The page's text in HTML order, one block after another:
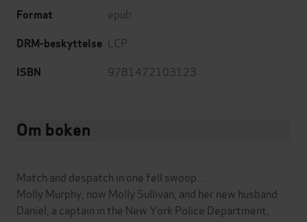
Format epub
DRM-beskyttelse LCP
ISBN 9781472103123
Om boken
Match and despatch in one fell swoop…
Molly Murphy, now Molly Sullivan, and her new husband
Daniel, a captain in the New York Police Department,